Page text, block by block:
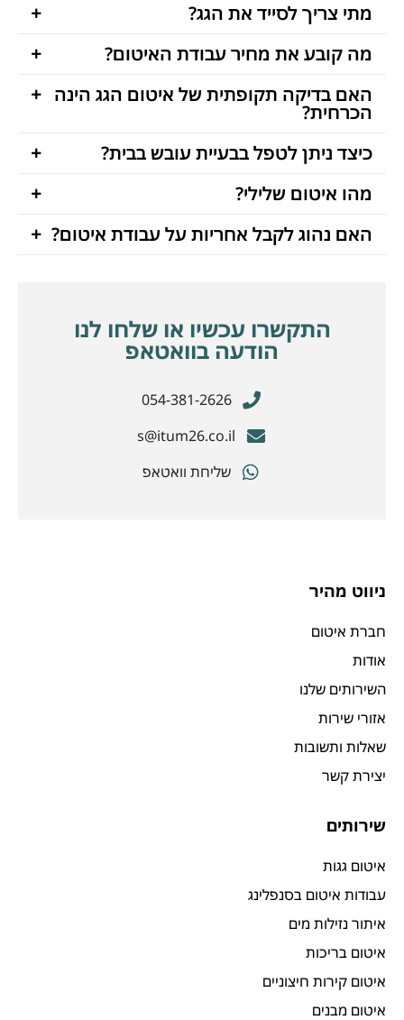
מתי צריך לסייד את הגג?
מה קובע את מחיר עבודת האיטום?
האם בדיקה תקופתית של איטום הגג הינה
הכרחית?
כיצד ניתן לטפל בבעיית עובש בבית?
מהו איטום שלילי?
האם נהוג לקבל אחריות על עבודת איטום?
התקשרו עכשיו או שלחו לנו
הודעה בוואטאפ
054-381-2626
s@itum26.co.il
שליחת וואטאפ
ניווט מהיר
חברת איטום
אודות
השירותים שלנו
אזורי שירות
שאלות ותשובות
יצירת קשר
שירותים
איטום גגות
עבודות איטום בסנפלינג
איתור נזילות מים
איטום בריכות
איטום קירות חיצוניים
איטום מבנים